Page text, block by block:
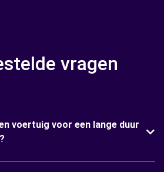
vragen
voertuig voor een lange duur